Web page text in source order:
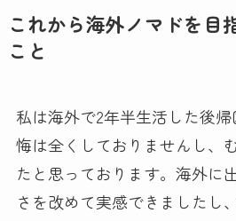
これから海外ノマドを目
こと
私は海外で2年半生活した後
悔は全くしておりませんし、
たと思っております。海外に
さを改めて実感できましたし